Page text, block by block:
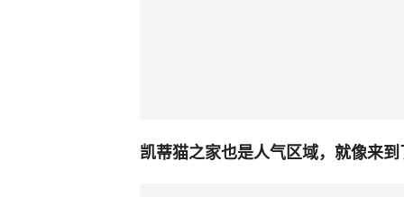
凯蒂猫之家也是人气区域，就像来